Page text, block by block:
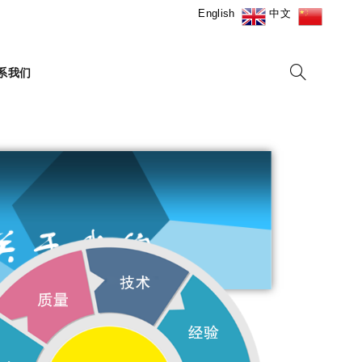
中文
English
我们